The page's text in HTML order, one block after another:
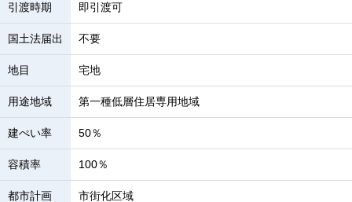
引渡時期 即引渡可
国土法届出 不要
地目 宅地
用途地域 第一種低層住居専用地域
建ぺい率 50％
容積率 100％
都市計画 市街化区域